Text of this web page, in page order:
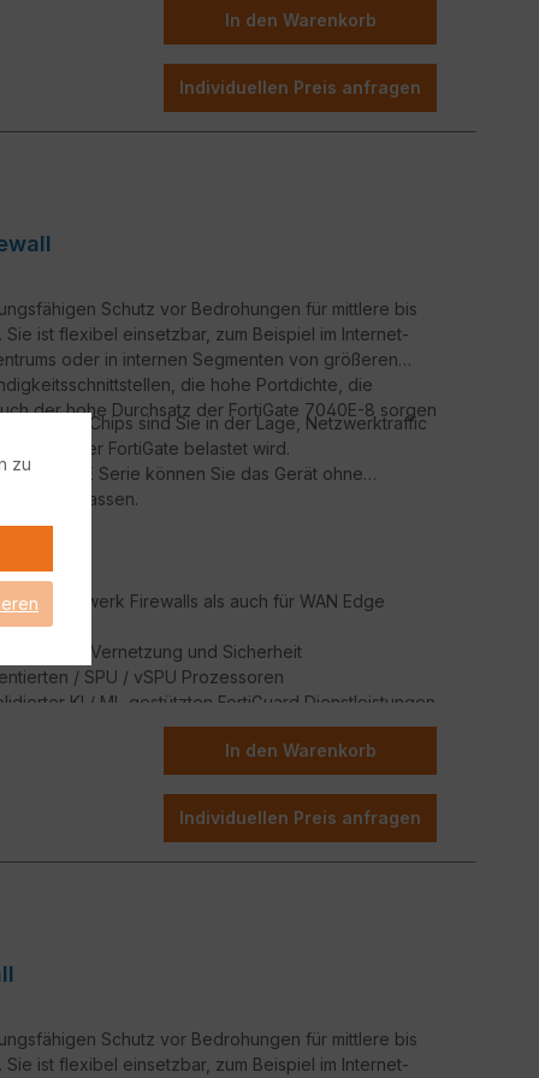
In den Warenkorb
Individuellen Preis anfragen
Schutz vor Bedrohungen für mittlere bis
ist flexibel einsetzbar, zum Beispiel im Internet-
oder in internen Segmenten von größeren
die hohe Portdichte, die
der hohe Durchsatz der FortiGate 7040E-8 sorgen
FortiASIC Chips sind Sie in der Lage, Netzwerktraffic
System der FortiGate belastet wird.
7000E Serie können Sie das Gerät ohne
anpassen.
für Netzwerk Firewalls als auch für WAN Edge
Vernetzung und Sicherheit
/ SPU / vSPU Prozessoren
KI / ML-gestützten FortiGuard Dienstleistungen
jedes Edge jeder Größenordnung
In den Warenkorb
Individuellen Preis anfragen
Schutz vor Bedrohungen für mittlere bis
ist flexibel einsetzbar, zum Beispiel im Internet-
zu